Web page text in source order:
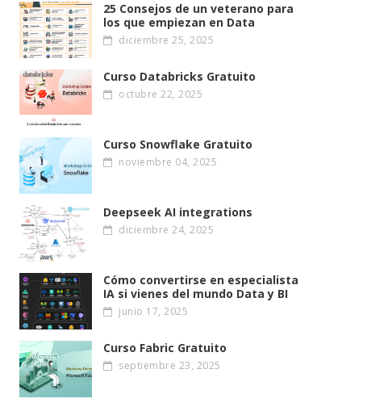
25 Consejos de un veterano para
los que empiezan en Data
diciembre 25, 2025
Curso Databricks Gratuito
octubre 22, 2025
Curso Snowflake Gratuito
noviembre 04, 2025
Deepseek AI integrations
diciembre 24, 2025
Cómo convertirse en especialista
IA si vienes del mundo Data y BI
junio 17, 2025
Curso Fabric Gratuito
septiembre 23, 2025